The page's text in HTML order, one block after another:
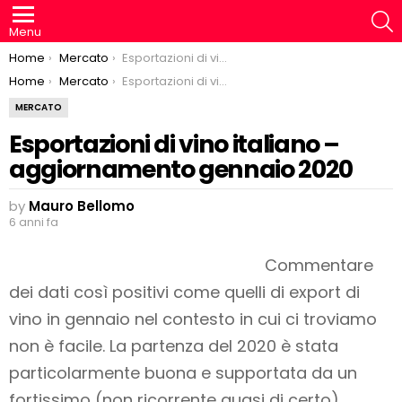
Menu
You are here:
Home Mercato
Esportazioni di vino italiano – aggiornamento gennaio 2020
You are here:
Home Mercato Esportazioni di vino italiano – aggiornamento gennaio 2020
MERCATO
Esportazioni di vino italiano –
aggiornamento gennaio 2020
by Mauro Bellomo
6 anni fa
Commentare
dei dati così positivi come quelli di export di
vino in gennaio nel contesto in cui ci troviamo
non è facile. La partenza del 2020 è stata
particolarmente buona e supportata da un